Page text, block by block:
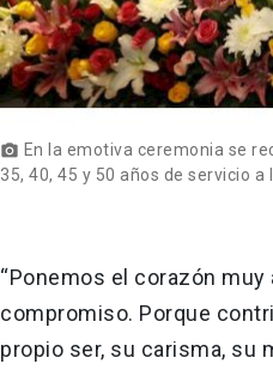
photo_camera En la emotiva ceremonia se
35, 40, 45 y 50 años de servicio
“Ponemos el corazón muy
compromiso. Porque
propio ser, su carisma, su